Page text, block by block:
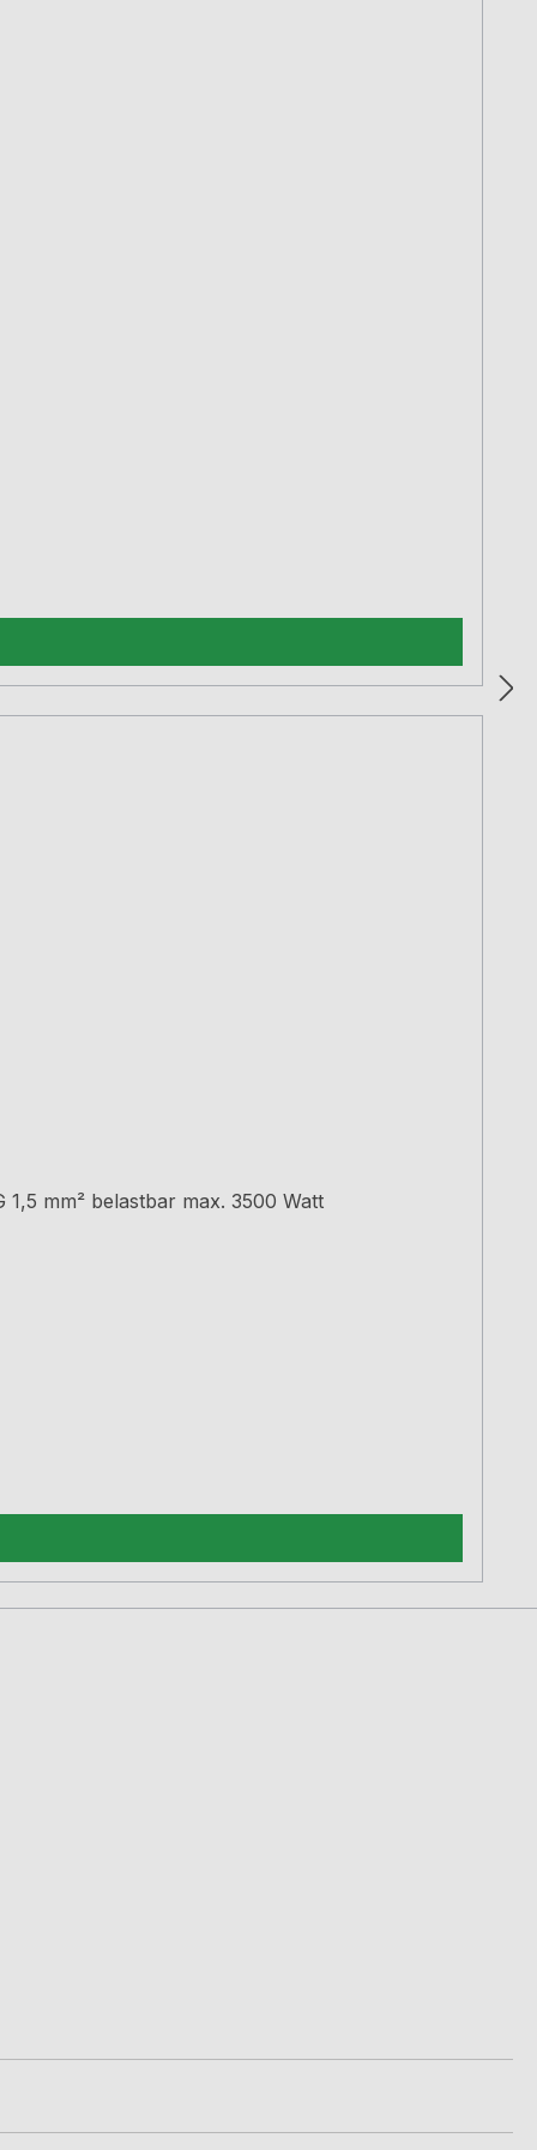
Verlängerungskabel mit Schutzkontakt-Winkelstecker L= 500 cmweißSchalenkupplung Leitung H05VV-F3 x G 1,5 mm² belastbar max. 3500 Watt